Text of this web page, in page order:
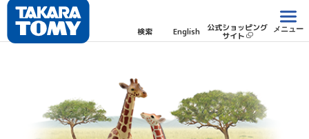
検索 English 公式ショッピング
サイト
メニュー